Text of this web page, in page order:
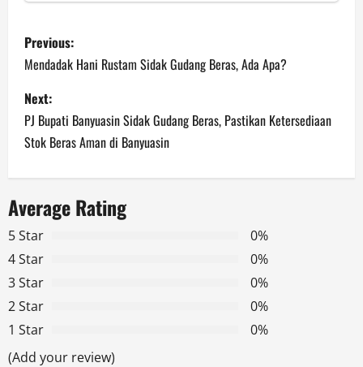
P
o
s
t
n
a
v
i
g
a
Previous:
Mendadak Hani Rustam Sidak Gudang Beras, Ada Apa?
Next:
PJ Bupati Banyuasin Sidak Gudang Beras, Pastikan Ketersediaan
Stok Beras Aman di Banyuasin
Average Rating
5 Star
0%
4 Star
0%
3 Star
0%
2 Star
0%
1 Star
0%
(Add your review)